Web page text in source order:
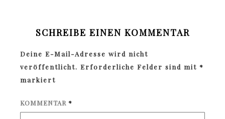
SCHREIBE EINEN KOMMENTAR
Deine E-Mail-Adresse wird nicht
veröffentlicht. Erforderliche Felder sind mit *
markiert
KOMMENTAR *